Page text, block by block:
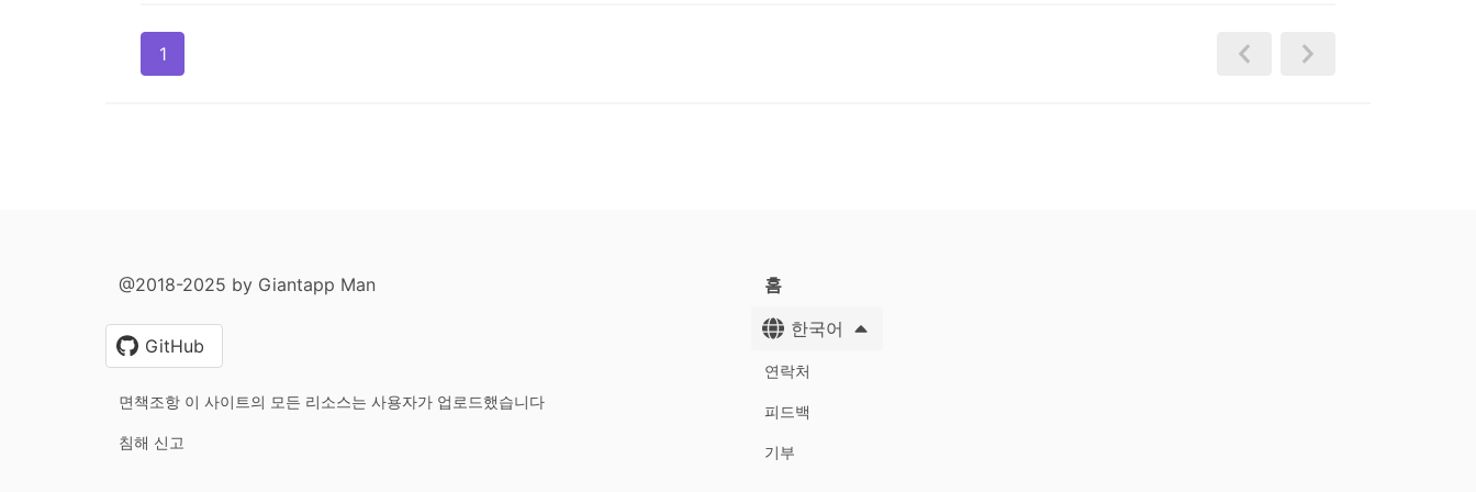
1
@2018-2025 by Giantapp Man
GitHub
면책조항 이 사이트의 모든 리소스는 사용자가 업로드했습니다
침해 신고
홈
한국어
연락처
피드백
기부